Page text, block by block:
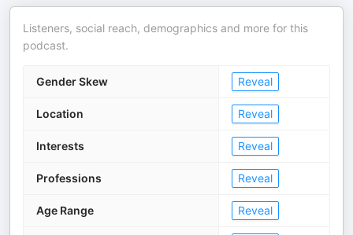
Listeners, social reach, demographics and more for this
podcast.
Gender Skew Reveal
Location Reveal
Interests Reveal
Professions Reveal
Age Range Reveal